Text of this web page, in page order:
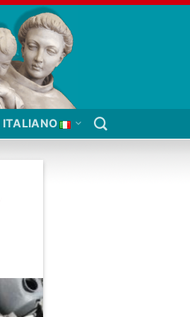
ITALIANO